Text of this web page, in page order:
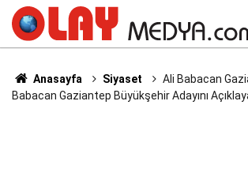
Anasayfa Siyaset
Ali Babacan
Babacan Gaziantep Büyükşehir Adayını